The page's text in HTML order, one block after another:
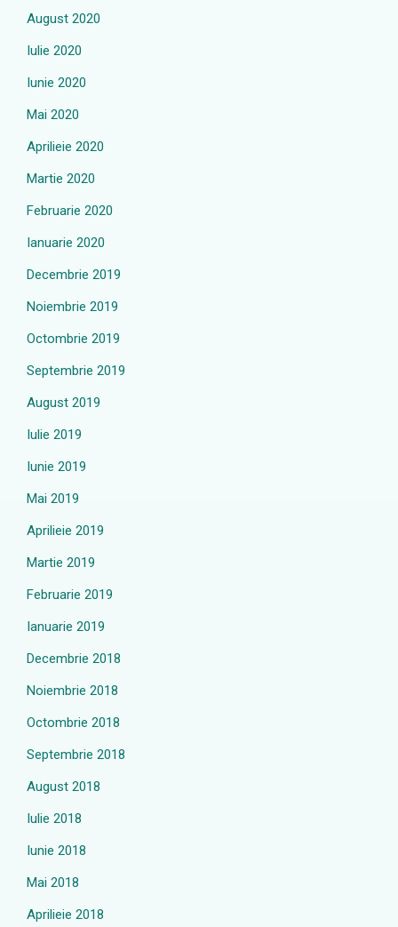
August 2020
Iulie 2020
Iunie 2020
Mai 2020
Aprilieie 2020
Martie 2020
Februarie 2020
Ianuarie 2020
Decembrie 2019
Noiembrie 2019
Octombrie 2019
Septembrie 2019
August 2019
Iulie 2019
Iunie 2019
Mai 2019
Aprilieie 2019
Martie 2019
Februarie 2019
Ianuarie 2019
Decembrie 2018
Noiembrie 2018
Octombrie 2018
Septembrie 2018
August 2018
Iulie 2018
Iunie 2018
Mai 2018
Aprilieie 2018